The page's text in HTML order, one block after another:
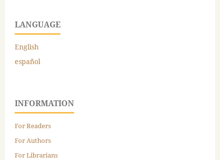
LANGUAGE
English
español
INFORMATION
For Readers
For Authors
For Librarians